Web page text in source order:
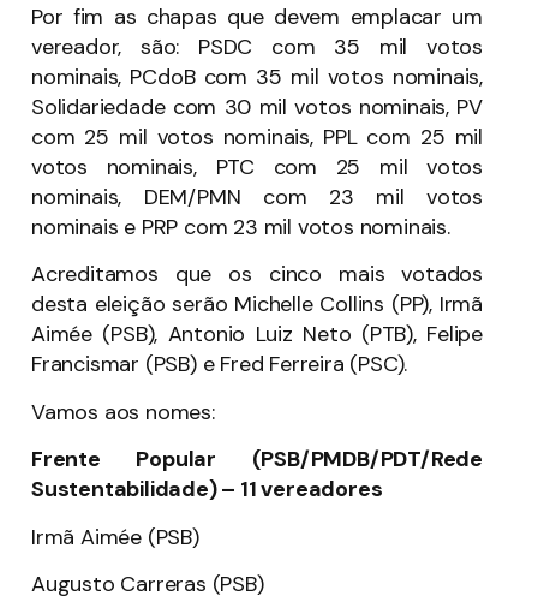
Por fim as chapas que devem emplacar um
vereador, são: PSDC com 35 mil votos
nominais, PCdoB com 35 mil votos nominais,
Solidariedade com 30 mil votos nominais, PV
com 25 mil votos nominais, PPL com 25 mil
votos nominais, PTC com 25 mil votos
nominais, DEM/PMN com 23 mil votos
nominais e PRP com 23 mil votos nominais.
Acreditamos que os cinco mais votados
desta eleição serão Michelle Collins (PP), Irmã
Aimée (PSB), Antonio Luiz Neto (PTB), Felipe
Francismar (PSB) e Fred Ferreira (PSC).
Vamos aos nomes:
Frente Popular (PSB/PMDB/PDT/Rede
Sustentabilidade) – 11 vereadores
Irmã Aimée (PSB)
Augusto Carreras (PSB)